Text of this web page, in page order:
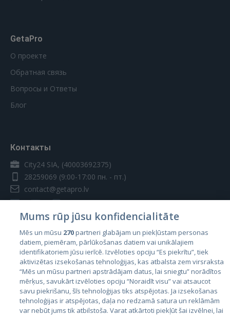
GetaPro
О проекте
Обратная связь
Вопросы и Ответы
Блог
Контакты
City24 SIA, (40003692375)
28259069 (9:00-17:00 пн. - пт.)
contact@getapro.lv
Страны
Эстония
Латвия
Литва
Mums rūp jūsu konfidencialitāte
Mēs un mūsu 270partneri glabājam un piekļūstam personas
datiem, piemēram, pārlūkošanas datiem vai unikālajiem
identifikatoriem jūsu ierīcē. Izvēloties opciju “Es piekrītu”, tiek
aktivizētas izsekošanas tehnoloģijas, kas atbalsta zem virsraksta
“Mēs un mūsu partneri apstrādājam datus, lai sniegtu” norādītos
mērķus, savukārt izvēloties opciju “Noraidīt visu” vai atsaucot
savu piekrišanu, šīs tehnoloģijas tiks atspējotas. Ja izsekošanas
tehnoloģijas ir atspējotas, daļa no redzamā satura un reklāmām
var nebūt jums tik atbilstoša. Varat atkārtoti piekļūt šai izvēlnei, lai